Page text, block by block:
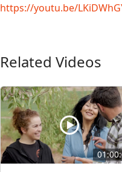
https://youtu.be/
Related Videos